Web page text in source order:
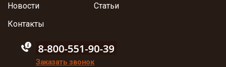
Новости
Статьи
Контакты
88005555550
Заказать звонок